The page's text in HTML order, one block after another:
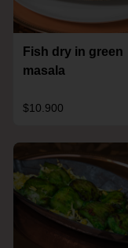
Fish dry in green
masala
$10.900